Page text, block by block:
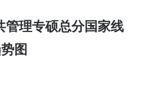
管理专硕总分国家线
图